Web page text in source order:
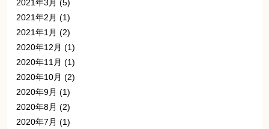
2021年3月 (5)
2021年2月 (1)
2021年1月 (2)
2020年12月 (1)
2020年11月 (1)
2020年10月 (2)
2020年9月 (1)
2020年8月 (2)
2020年7月 (1)